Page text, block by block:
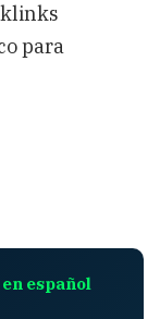
para
español